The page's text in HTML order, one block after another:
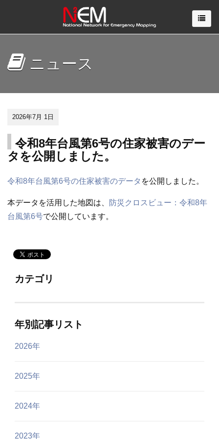
ニュース
2026年7月 1日
令和8年台風第6号の住家被害のデー
タを公開しました。
令和8年台風第6号の住家被害のデータ を公開しました。
本データを活用した地図は、
防災クロスビュー：令和8年
台風第6号で公開しています。
カテゴリ
年別記事リスト
2026年
2025年
2024年
2023年